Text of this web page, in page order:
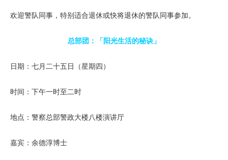
欢迎警队同事，特别适合退休或快将退休的警队同事参加。
总部团：「阳光生活的秘诀」
日期：七月二十五日（星期四）
时间：下午一时至二时
地点：警察总部警政大楼八楼演讲厅
嘉宾：余德淳博士